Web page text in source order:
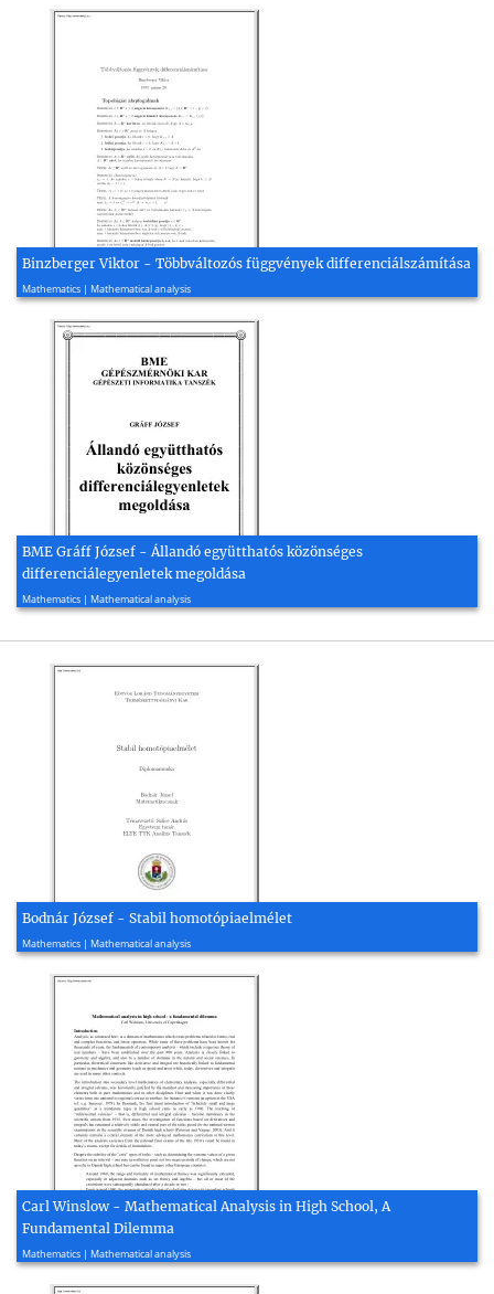
Binzberger Viktor - Többváltozós függvények differenciálszámítása
Mathematics | Mathematical analysis
BME Gráff József - Állandó együtthatós közönséges
differenciálegyenletek megoldása
Mathematics | Mathematical analysis
Bodnár József - Stabil homotópiaelmélet
Mathematics | Mathematical analysis
Carl Winslow - Mathematical Analysis in High School, A
Fundamental Dilemma
Mathematics | Mathematical analysis